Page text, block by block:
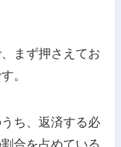
まず押さえてお
。
ち、返済する必
合を占めている